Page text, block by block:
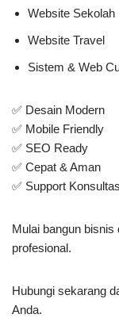
Website Sekolah
Website Travel
Sistem & Web
✅ Desain Modern
✅ Mobile Friendly
✅ SEO Ready
✅ Cepat & Aman
✅ Support
Mulai bangun bisnis
profesional.
Hubungi sekarang
Anda.